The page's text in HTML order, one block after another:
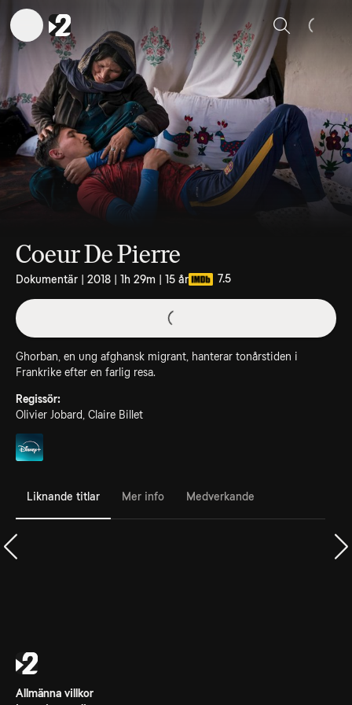
Sök
Coeur De Pierre
Dokumentär | 2018 | 1h 29m | 15 år 7.5
Ghorban, en ung afghansk migrant, hanterar tonårstiden i
Frankrike efter en farlig resa.
Regissör:
Olivier Jobard, Claire Billet
Liknande titlar Mer info Medverkande
Allmänna villkor